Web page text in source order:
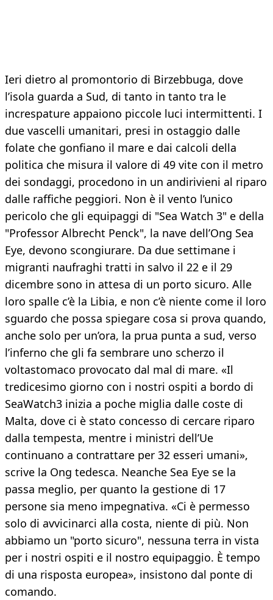
Ieri dietro al promontorio di Birzebbuga, dove
l’isola guarda a Sud, di tanto in tanto tra le
increspature appaiono piccole luci intermittenti. I
due vascelli umanitari, presi in ostaggio dalle
folate che gonfiano il mare e dai calcoli della
politica che misura il valore di 49 vite con il metro
dei sondaggi, procedono in un andirivieni al riparo
dalle raffiche peggiori. Non è il vento l’unico
pericolo che gli equipaggi di "Sea Watch 3" e della
"Professor Albrecht Penck", la nave dell’Ong Sea
Eye, devono scongiurare. Da due settimane i
migranti naufraghi tratti in salvo il 22 e il 29
dicembre sono in attesa di un porto sicuro. Alle
loro spalle c’è la Libia, e non c’è niente come il loro
sguardo che possa spiegare cosa si prova quando,
anche solo per un’ora, la prua punta a sud, verso
l’inferno che gli fa sembrare uno scherzo il
voltastomaco provocato dal mal di mare. «Il
tredicesimo giorno con i nostri ospiti a bordo di
SeaWatch3 inizia a poche miglia dalle coste di
Malta, dove ci è stato concesso di cercare riparo
dalla tempesta, mentre i ministri dell’Ue
continuano a contrattare per 32 esseri umani»,
scrive la Ong tedesca. Neanche Sea Eye se la
passa meglio, per quanto la gestione di 17
persone sia meno impegnativa. «Ci è permesso
solo di avvicinarci alla costa, niente di più. Non
abbiamo un "porto sicuro", nessuna terra in vista
per i nostri ospiti e il nostro equipaggio. È tempo
di una risposta europea», insistono dal ponte di
comando.